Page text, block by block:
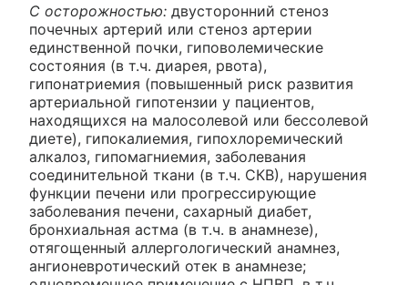
С осторожностью: двусторонний стеноз
почечных артерий или стеноз артерии
единственной почки, гиповолемические
состояния (в т.ч. диарея, рвота),
гипонатриемия (повышенный риск развития
артериальной гипотензии у пациентов,
находящихся на малосолевой или бессолевой
диете), гипокалиемия, гипохлоремический
алкалоз, гипомагниемия, заболевания
соединительной ткани (в т.ч. СКВ), нарушения
функции печени или прогрессирующие
заболевания печени, сахарный диабет,
бронхиальная астма (в т.ч. в анамнезе),
отягощенный аллергологический анамнез,
ангионевротический отек в анамнезе;